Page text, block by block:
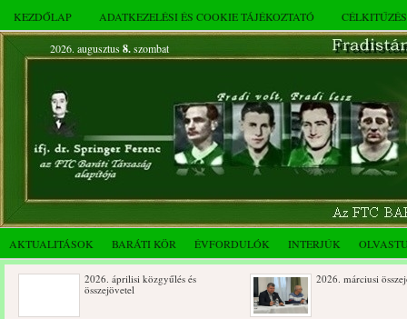
KEZDŐLAP ADATKEZELÉSI ÉS COOKIE TÁJÉKOZTATÓ
2026. augusztus 8.szombat
AKTUALITÁSOK BARÁTI KÖR ÉVFORDULÓK INTERJÚK
2026. áprilisi közgyűlés és
2026. márciusi összejövetel